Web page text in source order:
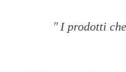
I prodotti